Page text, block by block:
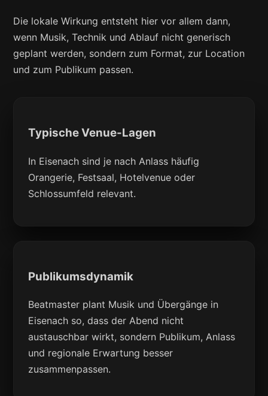
Die lokale Wirkung entsteht hier vor allem dann,
wenn Musik, Technik und Ablauf nicht generisch
geplant werden, sondern zum Format, zur Location
und zum Publikum passen.
Typische Venue-Lagen
In Eisenach sind je nach Anlass häufig
Orangerie, Festsaal, Hotelvenue oder
Schlossumfeld relevant.
Publikumsdynamik
Beatmaster plant Musik und Übergänge in
Eisenach so, dass der Abend nicht
austauschbar wirkt, sondern Publikum, Anlass
und regionale Erwartung besser
zusammenpassen.